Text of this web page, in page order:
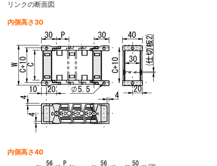
リンクの断面図
内側高さ30
内側高さ40